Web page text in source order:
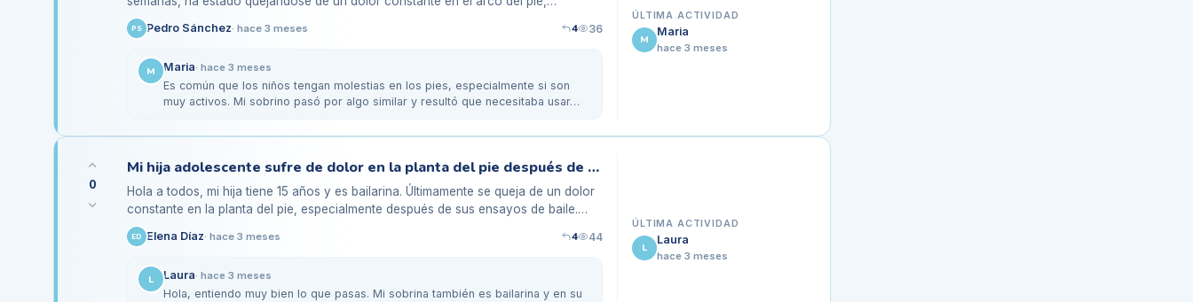
especialmente después de un día…
PS Pedro Sánchez· hace 3 meses 4 36
M Maria· hace 3 meses
Es común que los niños tengan molestias en los pies, especialmente si son
muy activos. Mi sobrino pasó por algo similar y resultó que necesitaba usar…
ÚLTIMA ACTIVIDAD
M
Maria
hace 3 meses
0
Mi hija adolescente sufre de dolor en la planta del pie después de bailar
Hola a todos, mi hija tiene 15 años y es bailarina. Últimamente se queja de un dolor
constante en la planta del pie, especialmente después de sus ensayos de baile.
Hemos estado…
ED Elena Díaz· hace 3 meses 4 44
L Laura· hace 3 meses
Hola, entiendo muy bien lo que pasas. Mi sobrina también es bailarina y en su
ÚLTIMA ACTIVIDAD
L
Laura
hace 3 meses